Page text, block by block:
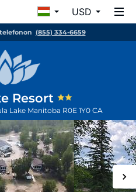
USD
(855) 334-6659
Resort
Lake Manitoba R0E 1Y0 CA